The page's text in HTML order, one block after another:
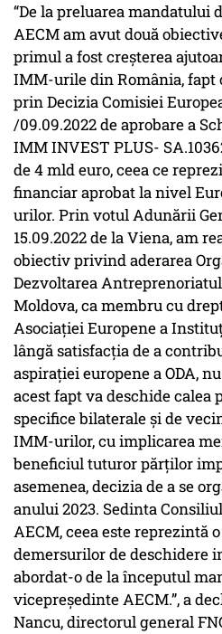
“De la preluarea mandatului
AECM am avut două
primul a fost creșterea
IMM-urile din România, fapt
prin Decizia Comisiei
/09.09.2022 de aprobare a
IMM INVEST PLUS-
de 4 mld euro, ceea ce
financiar aprobat la nivel
urilor. Prin votul Adunării
15.09.2022 de la Viena, am
obiectiv privind aderarea
Dezvoltarea
Moldova, ca membru cu
Asociaţiei Europene a
lângă satisfacția de a
aspirației europene a ODA,
acest fapt va deschide calea
specifice bilaterale și de
IMM-urilor, cu implicarea
beneficiul tuturor părților
asemenea, decizia de a se
anului 2023. Sedinta
AECM, ceea este reprezintă
demersurilor de deschidere
abordat-o de la începutul
vicepreședinte AECM.”, a
Nancu, directorul general